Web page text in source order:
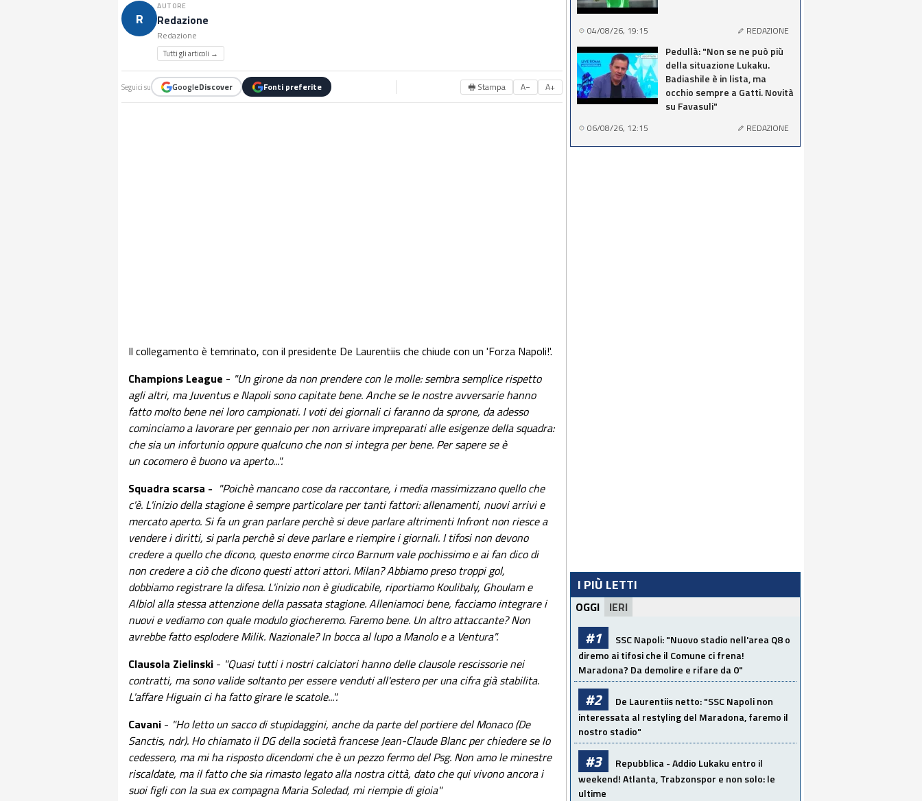
R
AUTORE
Redazione
Redazione
Tutti gli articoli →
Seguici su GoogleDiscover Fonti preferite 🖶 Stampa A− A+
Il collegamento è temrinato, con il presidente De Laurentiis che chiude con un 'Forza Napoli!'.
Champions League - "Un girone da non prendere con le molle: sembra semplice rispetto
agli altri, ma Juventus e Napoli sono capitate bene. Anche se le nostre avversarie hanno
fatto molto bene nei loro campionati. I voti dei giornali ci faranno da sprone, da adesso
cominciamo a lavorare per gennaio per non arrivare impreparati alle esigenze della squadra:
che sia un infortunio oppure qualcuno che non si integra per bene. Per sapere se è
un cocomero èbuono va aperto...".
Squadra scarsa - "Poichè mancano cose da raccontare, i media massimizzano quello che
c'è. L'inizio della stagione è sempre particolare per tanti fattori: allenamenti, nuovi arrivi e
mercato aperto. Si fa un gran parlare perchè si deve parlare altrimenti Infront non riesce a
vendere i diritti, si parla perchè si deve parlare e riempire i giornali. I tifosi non devono
credere a quello che dicono, questo enorme circo Barnum vale pochissimo e ai fan dico di
non credere a ciò che dicono questi attori attori. Milan? Abbiamo preso troppi gol,
dobbiamo registrare la difesa. L'inizio non è giudicabile, riportiamo Koulibaly, Ghoulam e
Albiol alla stessa attenzione della passata stagione. Alleniamoci bene, facciamo integrare i
nuovi e vediamo con quale modulo giocheremo. Faremo bene. Un altro attaccante? Non
avrebbe fatto esplodere Milik. Nazionale? In bocca al lupo a Manolo e a Ventura".
Clausola Zielinski - "Quasi tutti i nostri calciatori hanno delle clausole rescissorie nei
contratti, ma sono valide soltanto per essere venduti all'estero per una cifra già stabilita.
L'affare Higuain ci ha fatto girare le scatole...".
Cavani - "Ho letto un sacco di stupidaggini, anche da parte del portiere del Monaco (De
Sanctis, ndr). Ho chiamato il DG della società francese Jean-Claude Blanc per chiedere se lo
cedessero, ma mi ha risposto dicendomi che è un pezzo fermo del Psg. Non amo le minestre
riscaldate, ma il fatto che sia rimasto legato alla nostra città, dato che qui vivono ancora i
suoi figli con la sua ex compagna Maria Soledad, mi riempie di gioia"
04/08/26, 19:15 REDAZIONE
Pedullà: "Non se ne può più
della situazione Lukaku.
Badiashile è in lista, ma
occhio sempre a Gatti. Novità
su Favasuli"
06/08/26, 12:15 REDAZIONE
I PIÙ LETTI
OGGI IERI
#1
SSC Napoli: "Nuovo stadio nell'area Q8 o
diremo ai tifosi che il Comune ci frena!
Maradona? Da demolire e rifare da 0"
#2
De Laurentiis netto: "SSC Napoli non
interessata al restyling del Maradona, faremo il
nostro stadio"
#3
Repubblica - Addio Lukaku entro il
weekend! Atlanta, Trabzonspor e non solo: le
ultime